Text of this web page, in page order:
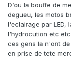
D'ou la bouffe de
degueu, les motos
l'eclairage par LED,
l'hydrocution etc
ces gens la n'ont
en prise de tete